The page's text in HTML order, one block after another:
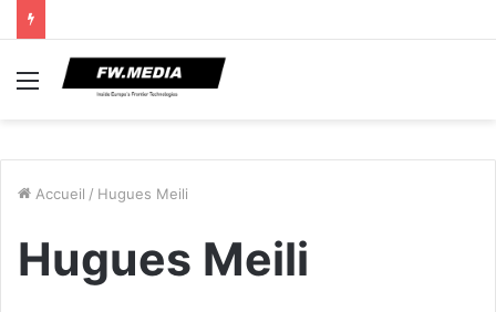
Menu
Accueil / Hugues Meili
Hugues Meili